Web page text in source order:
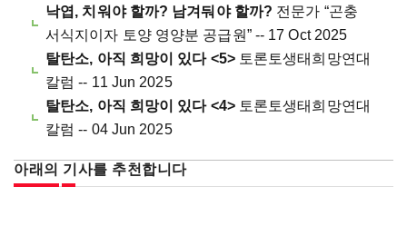
낙엽, 치워야 할까? 남겨둬야 할까? 전문가 “곤충
서식지이자 토양 영양분 공급원” -- 17 Oct 2025
탈탄소, 아직 희망이 있다 <5>토론토생태희망연대
칼럼 -- 11 Jun 2025
탈탄소, 아직 희망이 있다 <4>토론토생태희망연대
칼럼 -- 04 Jun 2025
아래의 기사를 추천합니다